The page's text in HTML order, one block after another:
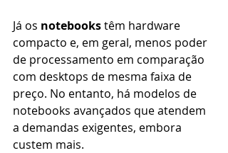
Já os notebooks têm hardware
compacto e, em geral, menos poder
de processamento em comparação
com desktops de mesma faixa de
preço. No entanto, há modelos de
notebooks avançados que atendem
a demandas exigentes, embora
custem mais.